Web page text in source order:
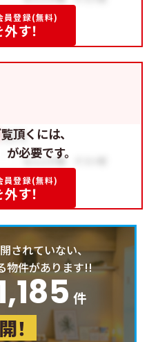
員登録(無料)
す！
頂くには、
必要です。
員登録(無料)
す！
されていない、
物件があります!!
件
！